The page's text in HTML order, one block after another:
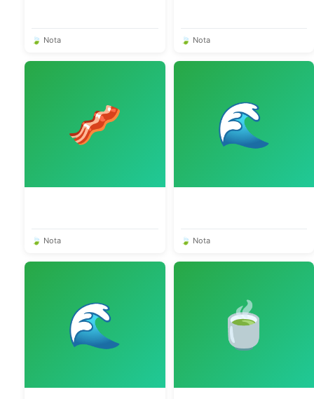
🍃 Nota 🍃 Nota
🥓
🍃 Nota
🌊
🍃 Nota
🌊 🍵